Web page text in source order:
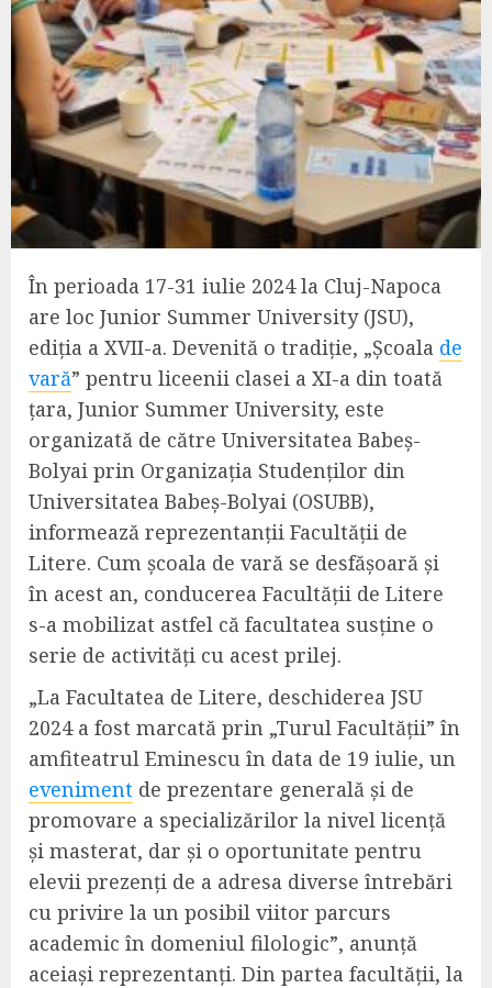
În perioada 17-31 iulie 2024 la Cluj-Napoca
are loc Junior Summer University (JSU),
ediția a XVII-a. Devenită o tradiție, „Școala de
vară” pentru liceenii clasei a XI-a din toată
țara, Junior Summer University, este
organizată de către Universitatea Babeș-
Bolyai prin Organizația Studenților din
Universitatea Babeș-Bolyai (OSUBB),
informează reprezentanții Facultății de
Litere. Cum școala de vară se desfășoară și
în acest an, conducerea Facultății de Litere
s-a mobilizat astfel că facultatea susține o
serie de activități cu acest prilej.
„La Facultatea de Litere, deschiderea JSU
2024 a fost marcată prin „Turul Facultății” în
amfiteatrul Eminescu în data de 19 iulie, un
eveniment de prezentare generală și de
promovare a specializărilor la nivel licență
și masterat, dar și o oportunitate pentru
elevii prezenți de a adresa diverse întrebări
cu privire la un posibil viitor parcurs
academic în domeniul filologic”, anunță
aceiași reprezentanți. Din partea facultății, la